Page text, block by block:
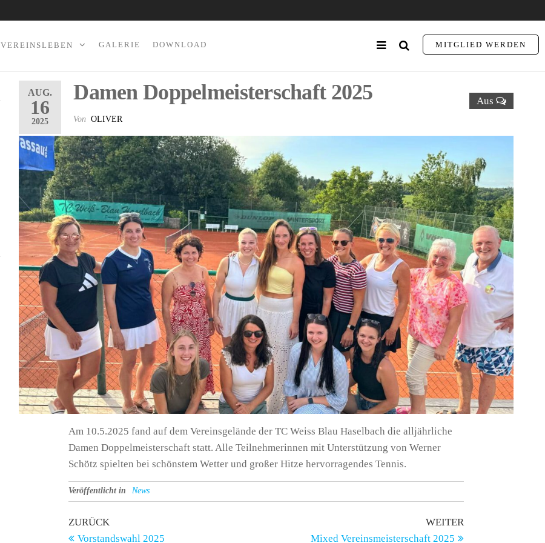
MITGLIED WERDEN
VEREINSLEBEN GALERIE DOWNLOAD
AUG.
16
2025
Aus
Damen Doppelmeisterschaft 2025
Von OLIVER
Am 10.5.2025 fand auf dem Vereinsgelände der TC Weiss Blau Haselbach die alljährliche
Damen Doppelmeisterschaft statt. Alle Teilnehmerinnen mit Unterstützung von Werner
Schötz spielten bei schönstem Wetter und großer Hitze hervorragendes Tennis.
Veröffentlicht in News
Beitragsnavigation
Vorheriger
Beitrag
ZURÜCK
Vorstandswahl 2025
Beitrag
WEITER
Mixed Vereinsmeisterschaft 2025